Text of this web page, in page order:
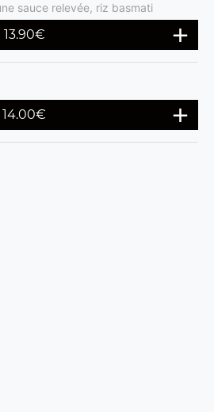
sauce relevée, riz basmati
13.90€
14.00€